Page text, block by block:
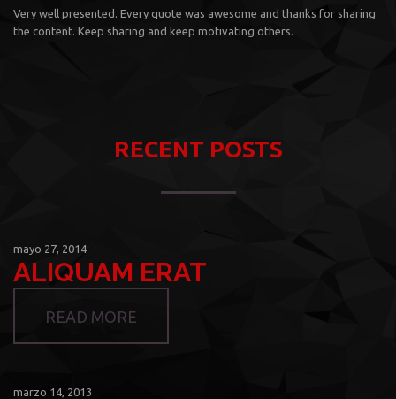
Very well presented. Every quote was awesome and thanks for sharing
the content. Keep sharing and keep motivating others.
RECENT POSTS
mayo 27, 2014
ALIQUAM ERAT
READ MORE
marzo 14, 2013